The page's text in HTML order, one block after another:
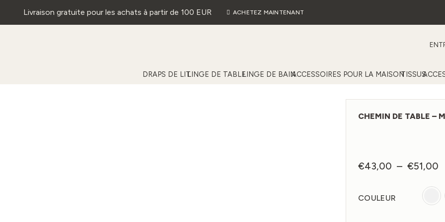
Livraison gratuite pour les achats à partir de 100 EUR ACHETEZ MAINTENANT
DRAPS DE LITLINGE DE TABLELINGE DE BAINACCESSOIRES POUR LA MAISONTISSUS
CHEMIN DE TABLE –
€43,00 – €51,00
COULEUR